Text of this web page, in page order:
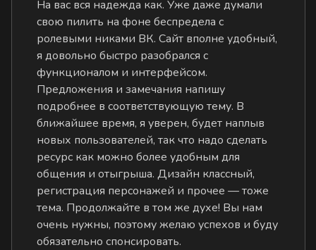
На вас вся надежда как. Уже даже думали
свою пилить на фоне беспредела с
ролевыми никами ВК. Сайт вполне удобный,
я довольно быстро разобрался с
функционалом и интерфейсом.
Предложения и замечания напишу
подробнее в соответствующую тему. В
ближайшее время, я уверен, будет наплыв
новых пользователей, так что надо сделать
ресурс как можно более удобным для
общения и отыгрыша. Дизайн классный,
регистрация персонажей и прочее — тоже
тема. Продолжайте в том же духе! Вы нам
очень нужны, поэтому желаю успехов и буду
обязательно спонсировать.